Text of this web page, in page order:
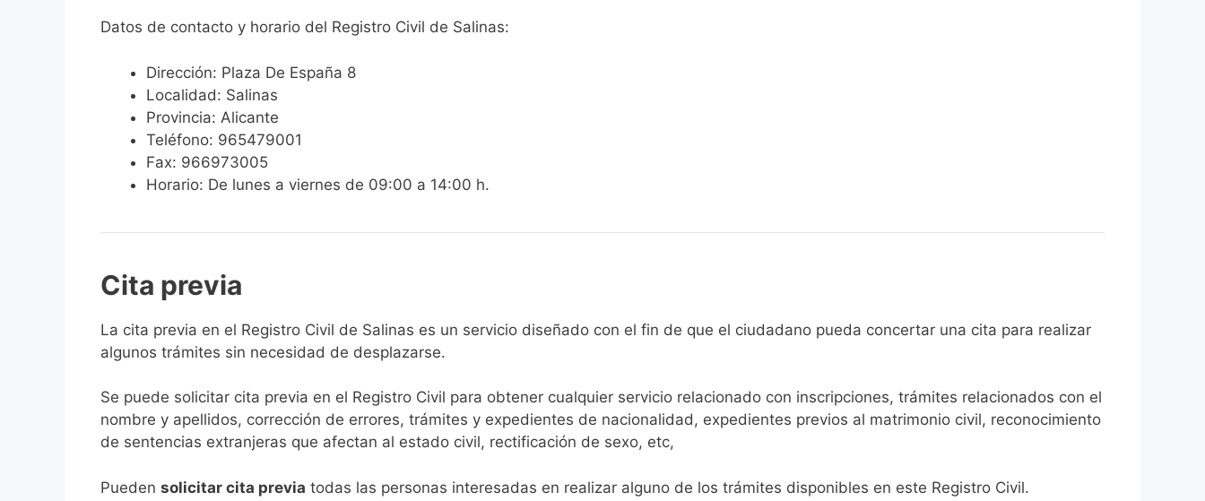
Datos de contacto y horario del Registro Civil de Salinas:
Dirección: Plaza De España 8
Localidad: Salinas
Provincia: Alicante
Teléfono: 965479001
Fax: 966973005
Horario: De lunes a viernes de 09:00 a 14:00 h.
Cita previa
​​​​​​​​​​​​​​​​​​​​​​​​​​​​La cita previa en el Registro Civil de Salinas es un servicio diseñado con el fin de que el ciudadano pueda concertar una cita para realizar
algunos trámites sin necesidad de desplazarse.​
Se puede solicitar cita previa en el Registro Civil para obtener cualquier servicio relacionado con inscripciones, trámites relacionados con el
nombre y apellidos, corrección de errores, trámites y expedientes de nacionalidad, expedientes previos al matrimonio civil, reconocimiento
de sentencias extranjeras que afectan al estado civil, rectificación de sexo, etc,
​Pueden solicitar cita previa todas las personas interesadas en realizar alguno de los trámites disponibles en este Registro Civil.​